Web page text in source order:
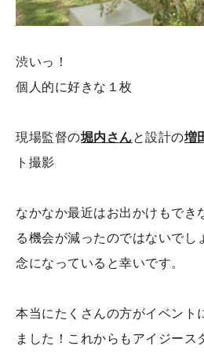
渋いっ！
個人的に好きな１枚
現場監督の堀内さんと設計の増
ト撮影
なかなか最近はお出かけもでき
る機会が減ったのではないでし
念になっていると幸いです。
本当にたくさんの方がイベント
ました！これからもアイジース